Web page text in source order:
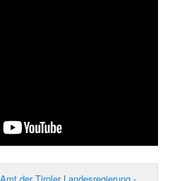
Amt der Tiroler Landesregierung -